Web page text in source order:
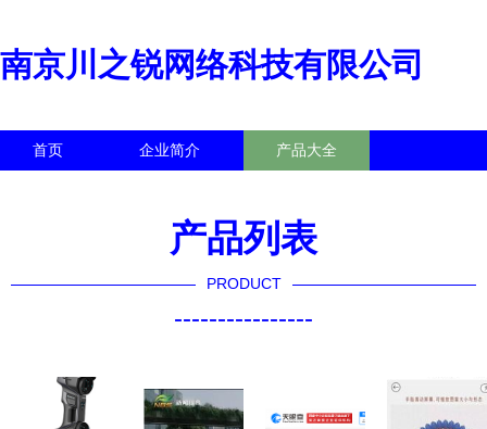
南京川之锐网络科技有限公司
首页 企业简介 产品大全
产品列表
PRODUCT
----------------